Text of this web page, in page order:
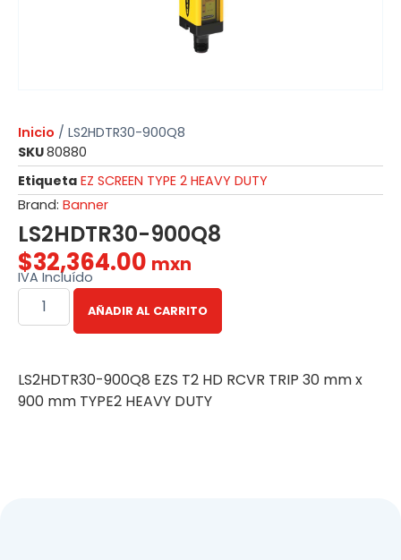
Inicio / LS2HDTR30-900Q8
SKU80880
Etiqueta EZ SCREEN TYPE 2 HEAVY DUTY
Brand: Banner
LS2HDTR30-900Q8
$32,364.00 mxn
IVA Incluído
AÑADIR AL CARRITO
LS2HDTR30-900Q8 EZS T2 HD RCVR TRIP 30 mm x
900 mm TYPE2 HEAVY DUTY